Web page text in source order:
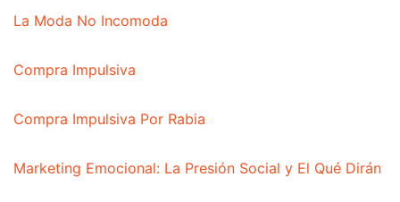
La Moda No Incomoda
Compra Impulsiva
Compra Impulsiva Por Rabia
Marketing Emocional: La Presión Social y El Qué Dirán